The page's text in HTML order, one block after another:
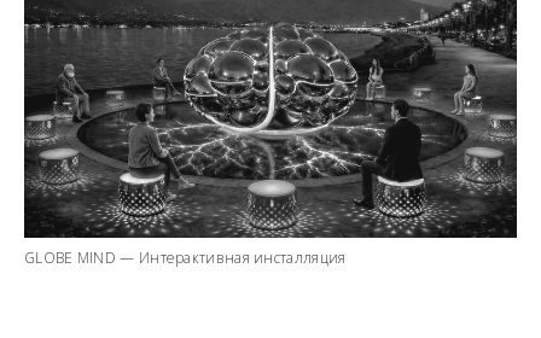
GLOBE MIND — Интерактивная инсталляция